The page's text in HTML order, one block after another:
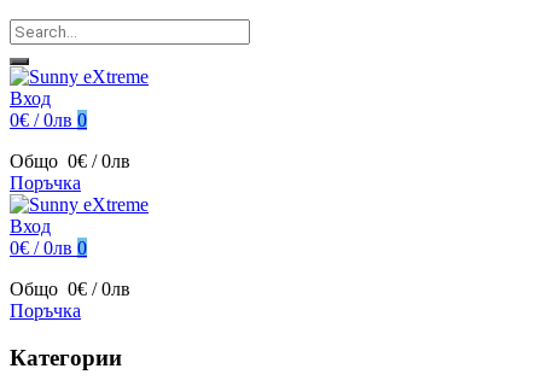
Вход
0€ / 0лв 0
Общо 0€ / 0лв
Поръчка
Вход
0€ / 0лв 0
Общо 0€ / 0лв
Поръчка
Категории